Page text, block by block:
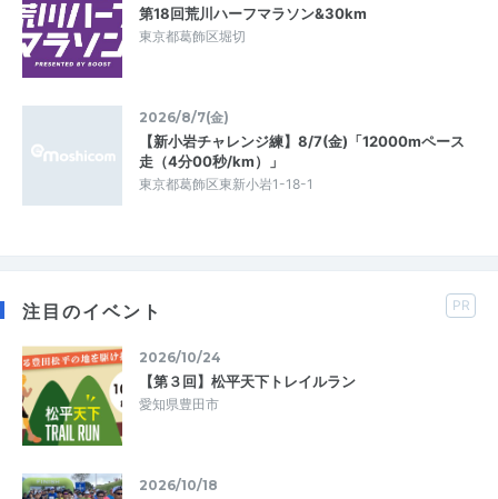
第18回荒川ハーフマラソン&30km
東京都葛飾区堀切
2026/8/7(金)
【新小岩チャレンジ練】8/7(金)「12000mペース
走（4分00秒/km）」
東京都葛飾区東新小岩1-18-1
注目のイベント PR
2026/10/24
【第３回】松平天下トレイルラン
愛知県豊田市
2026/10/18